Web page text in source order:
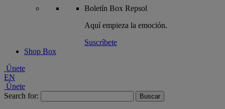
Boletín Box Repsol
Aquí empieza la emoción.
Suscríbete
Shop Box
Únete
EN
Únete
Search for: